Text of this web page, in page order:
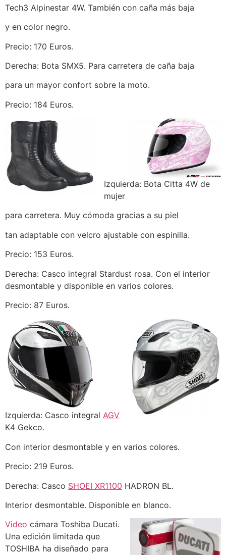
Tech3 Alpinestar 4W. También con caña más baja
y en color negro.
Precio: 170 Euros.
Derecha: Bota SMX5. Para carretera de caña baja
para un mayor confort sobre la moto.
Precio: 184 Euros.
Izquierda: Bota Citta 4W de
mujer
para carretera. Muy cómoda gracias a su piel
tan adaptable con velcro ajustable con espinilla.
Precio: 153 Euros.
Derecha: Casco integral Stardust rosa. Con el interior
desmontable y disponible en varios colores.
Precio: 87 Euros.
Izquierda: Casco integral AGV
K4 Gekco.
Con interior desmontable y en varios colores.
Precio: 219 Euros.
Derecha: Casco SHOEI XR1100 HADRON BL.
Interior desmontable. Disponible en blanco.
Video cámara Toshiba Ducati.
Una edición limitada que
TOSHIBA ha diseñado para